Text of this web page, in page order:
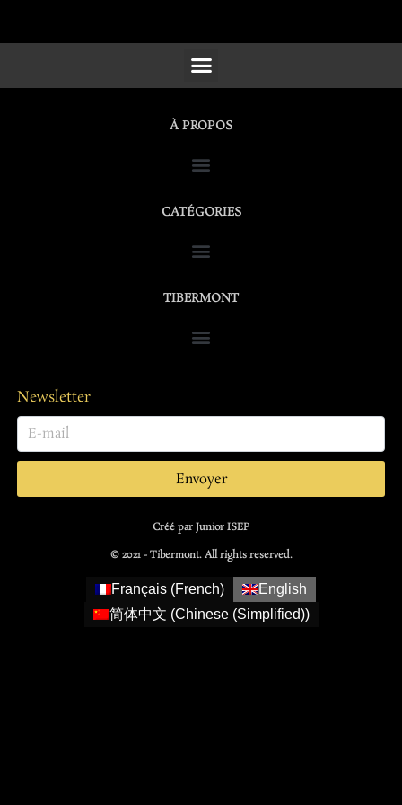
À PROPOS
CATÉGORIES
TIBERMONT
Newsletter
Envoyer
Créé par Junior ISEP
© 2021 - Tibermont. All rights reserved.
Français (French)
English
简体中文 (Chinese (Simplified))